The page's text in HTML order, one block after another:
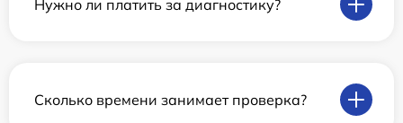
Нужно ли платить за диагностику?
Сколько времени занимает проверка?